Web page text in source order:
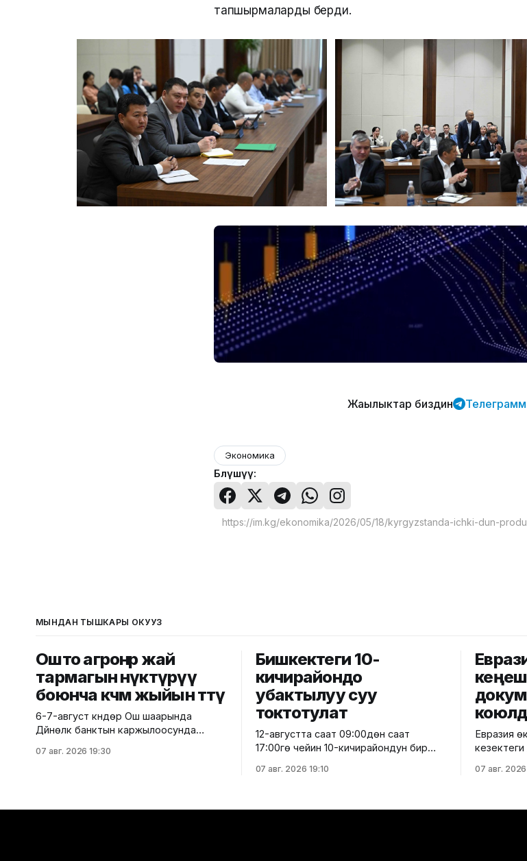
тапшырмаларды берди.
Жаңылыктар биздин
Экономика
Бөлүшүү:
МЫНДАН ТЫШКАРЫ ОКУҢУЗ
Ошто агроөнөр жай
тармагын өнүктүрүү
боюнча көчмө жыйын өттү
6-7-август күндөрү Ош шаарында
Дүйнөлүк банктын каржылоосунда
ашырылып жаткан "Ош облусунун
комитетинин көчмө жыйыны өттү. Бул
07 авг. 2026 19:30
Бишкектеги 10-
кичирайондо
убактылуу суу
токтотулат
12-августта саат 09:00дөн саат
17:00гө чейин 10-кичирайондун бир
мектептерде, мектепке чейинки
07 авг. 2026 19:10
Евразия
коюлду.
07 авг.